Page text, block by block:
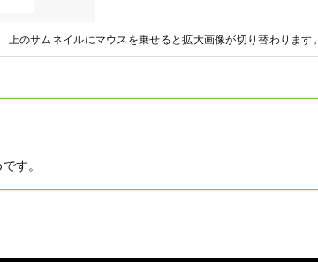
上のサムネイルにマウスを乗せると拡大画像が切り替わります。
す。